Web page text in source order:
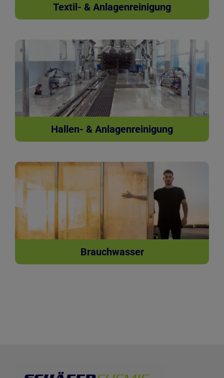
Textil- & Anlagenreinigung
Hallen- & Anlagenreinigung
Brauchwasser